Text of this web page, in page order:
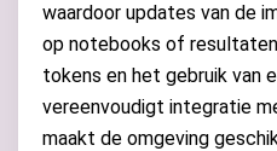
waardoor updates van de
op notebooks of
tokens en het gebruik van
vereenvoudigt integratie
maakt de omgeving